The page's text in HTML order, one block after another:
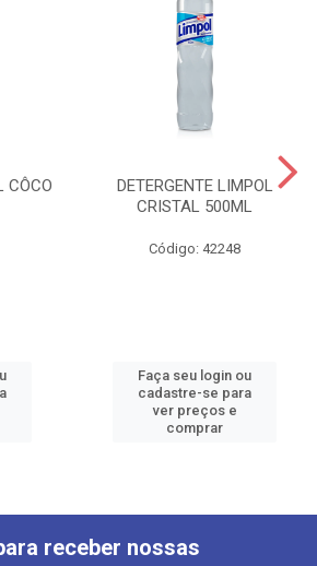
CÔCO
DETERGENTE LIMPOL
CRISTAL 500ML
Código: 42248
Faça seu login ou
cadastre-se para
ver preços e
comprar
receber nossas